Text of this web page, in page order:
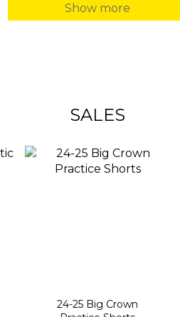
Show more
SALES
24-25 Big Crown